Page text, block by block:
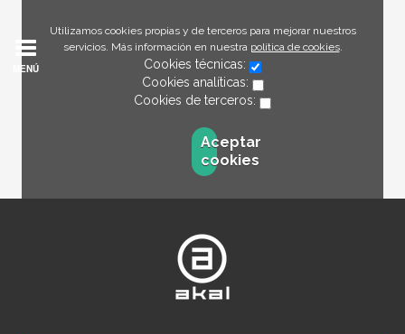
Utilizamos cookies propias y de terceros para mejorar nuestros
servicios. Más información en nuestra política de cookies.
Cookies técnicas:
Cookies analíticas:
Cookies de terceros:
Aceptar
cookies
MENÚ